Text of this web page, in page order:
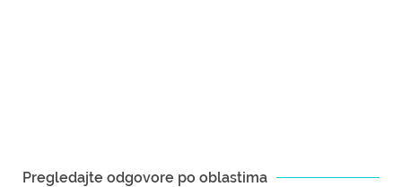
Pregledajte odgovore po oblastima